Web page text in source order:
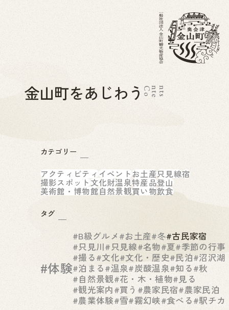
金山町をあじわうC
o
n
t
e
n
t s
カテゴリー
アクティビティイベントお土産只見線宿
撮影スポット文化財温泉特産品登山
美術館・博物館自然景観買い物飲食
タグ
#体験
#B級グルメ #お土産#冬#古民家宿
#只見川#只見線#名物#夏#季節の行事
#撮る#文化#文化・歴史#民泊#沼沢湖
#泊まる#温泉#炭酸温泉#知る#秋
#自然景観#花・木・植物#見る
#観光案内#買う #農家民宿#農家民泊
#農業体験#雪#霧幻峡#食べる#駅チカ